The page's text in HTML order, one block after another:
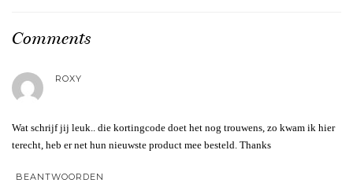
Comments
ROXY
Wat schrijf jij leuk.. die kortingcode doet het nog trouwens, zo kwam ik hier
terecht, heb er net hun nieuwste product mee besteld. Thanks
BEANTWOORDEN